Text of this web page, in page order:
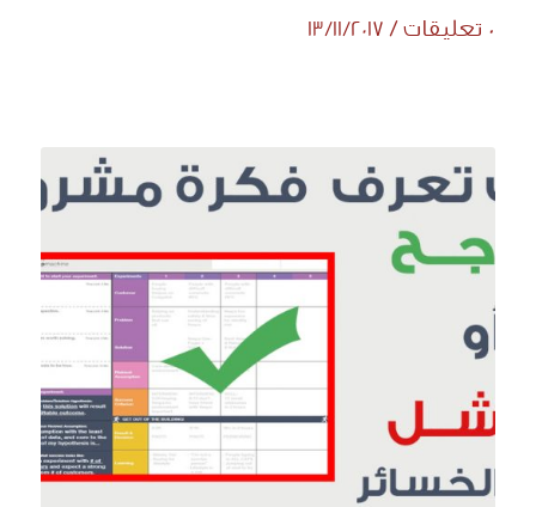
0 تعليقات /
13/11/2017